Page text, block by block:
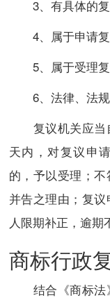
3、有具体的复
4、属于申请复
5、属于受理复
6、法律、法规
复议机关应当
天内，对复议申
的，予以受理；
并告之理由；复
人限期补正，逾期
商标行政
结合《商标法